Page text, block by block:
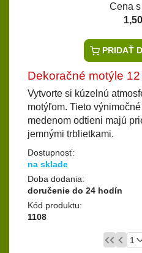
Cena s
PRIDAŤ
Dekoračné motýle 12
Vytvorte si kúzelnú
motýľom. Tieto
medenom odtieni majú
jemnými trblietkami.
Dostupnosť:
na sklade
Doba dodania:
doručenie do 24 hodín
Kód produktu:
1108